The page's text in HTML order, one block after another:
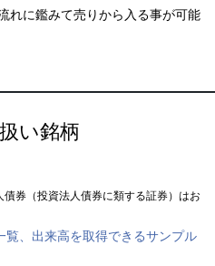
れに鑑みて売りから入る事が可能
い銘柄
券（投資法人債券に類する証券）はお
覧、出来高を取得できるサンプル